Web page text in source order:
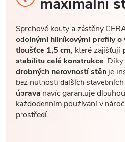
Sprchové kouty a zástěny
odolnými hliníkovými profily o
tloušťce 1,5 cm, které zajišťují
stabilitu celé konstrukce. Díky
drobných nerovností stěnje
bez nutnosti dalších stavebních
úprava navíc garantuje
každodenním používání v
prostředí..